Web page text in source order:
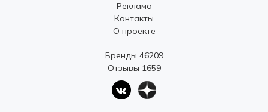
Реклама
Контакты
О проекте
Бренды 46209
Отзывы 1659